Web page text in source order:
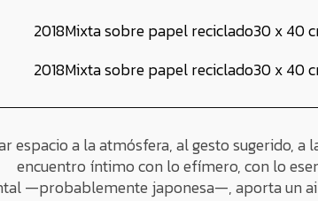
2018Mixta sobre papel reciclado30 x 40
2018Mixta sobre papel reciclado30 x 40
espacio a la atmósfera, al gesto sugerido,
encuentro íntimo con lo efímero, con lo
—probablemente japonesa—, aporta un